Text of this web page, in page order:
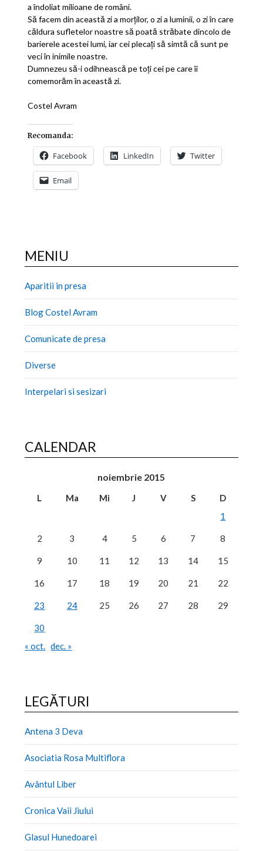
a îndoliat milioane de români.
Să facem din această zi a morților, o zi a luminii, o zi în care
căldura sufletelor noastre să poată străbate dincolo de
barierele acestei lumi, iar cei plecați să simtă că sunt pe
veci în inimile noastre.
Dumnezeu să-i odihnească pe toți cei pe care îi
comemorăm în această zi.
Costel Avram
Recomanda:
Facebook LinkedIn Twitter
Email
MENIU
Aparitii in presa
Blog Costel Avram
Comunicate de presa
Diverse
Interpelari si sesizari
CALENDAR
noiembrie 2015
L Ma Mi J V S
D
1
2 3 4 5 6 7 8
9 10 11 12 13 14 15
16 17 18 19 20 21 22
23 24 25 26 27 28 29
30
« oct.
dec. »
LEGĂTURI
Antena 3 Deva
Asociatia Rosa Multiflora
Avântul Liber
Cronica Vaii Jiului
Glasul Hunedoarei